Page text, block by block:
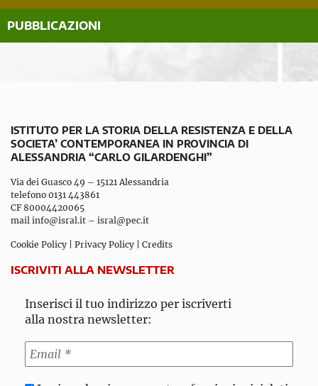
PUBBLICAZIONI
ISTITUTO PER LA STORIA DELLA RESISTENZA E DELLA
SOCIETA’ CONTEMPORANEA IN PROVINCIA DI
ALESSANDRIA “CARLO GILARDENGHI”
Via dei Guasco 49 – 15121 Alessandria
telefono 0131 443861
CF 80004420065
mail info@isral.it – isral@pec.it
Cookie Policy Privacy Policy Credits
ISCRIVITI ALLA NEWSLETTER
Inserisci il tuo indirizzo per iscriverti
alla nostra newsletter: